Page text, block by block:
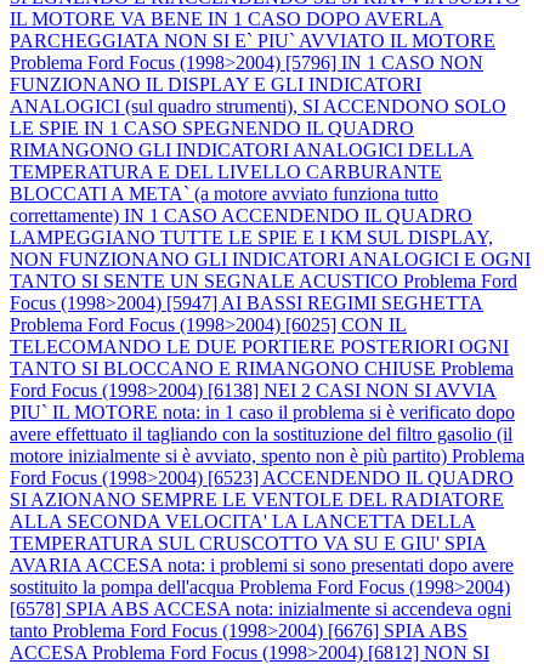
IL MOTORE VA BENE IN 1 CASO DOPO AVERLA
PARCHEGGIATA NON SI E` PIU` AVVIATO IL MOTORE
Problema Ford Focus (1998>2004) [5796] IN 1 CASO NON
FUNZIONANO IL DISPLAY E GLI INDICATORI
ANALOGICI (sul quadro strumenti), SI ACCENDONO SOLO
LE SPIE IN 1 CASO SPEGNENDO IL QUADRO
RIMANGONO GLI INDICATORI ANALOGICI DELLA
TEMPERATURA E DEL LIVELLO CARBURANTE
BLOCCATI A META` (a motore avviato funziona tutto
correttamente) IN 1 CASO ACCENDENDO IL QUADRO
LAMPEGGIANO TUTTE LE SPIE E I KM SUL DISPLAY,
NON FUNZIONANO GLI INDICATORI ANALOGICI E OGNI
TANTO SI SENTE UN SEGNALE ACUSTICO Problema Ford
Focus (1998>2004) [5947] AI BASSI REGIMI SEGHETTA
Problema Ford Focus (1998>2004) [6025] CON IL
TELECOMANDO LE DUE PORTIERE POSTERIORI OGNI
TANTO SI BLOCCANO E RIMANGONO CHIUSE Problema
Ford Focus (1998>2004) [6138] NEI 2 CASI NON SI AVVIA
PIU` IL MOTORE nota: in 1 caso il problema si è verificato dopo
avere effettuato il tagliando con la sostituzione del filtro gasolio (il
motore inizialmente si è avviato, spento non è più partito) Problema
Ford Focus (1998>2004) [6523] ACCENDENDO IL QUADRO
SI AZIONANO SEMPRE LE VENTOLE DEL RADIATORE
ALLA SECONDA VELOCITA' LA LANCETTA DELLA
TEMPERATURA SUL CRUSCOTTO VA SU E GIU' SPIA
AVARIA ACCESA nota: i problemi si sono presentati dopo avere
sostituito la pompa dell'acqua Problema Ford Focus (1998>2004)
[6578] SPIA ABS ACCESA nota: inizialmente si accendeva ogni
tanto Problema Ford Focus (1998>2004) [6676] SPIA ABS
ACCESA Problema Ford Focus (1998>2004) [6812] NON SI